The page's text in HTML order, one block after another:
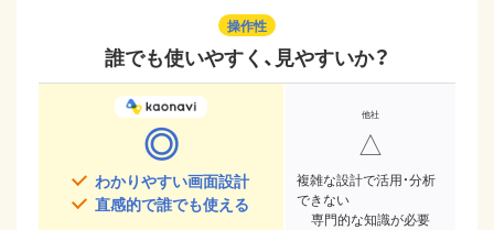
操作性
誰でも使いやすく、見やすいか？
◎
わかりやすい画面設計
直感的で誰でも使える
△
複雑な設計で活用・分析
できない
専門的な知識が必要